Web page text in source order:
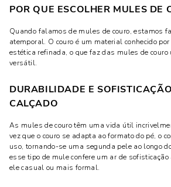
POR QUE ESCOLHER MULES DE
Quando falamos de mules de couro, estamos
atemporal. O couro é um material conhecido
estética refinada, o que faz das mules de
versátil.
DURABILIDADE E
CALÇADO
As mules de couro têm uma vida útil
vez que o couro se adapta ao formato do pé, o
uso, tornando-se uma segunda pele ao longo
esse tipo de mule confere um ar de
ele casual ou mais formal.